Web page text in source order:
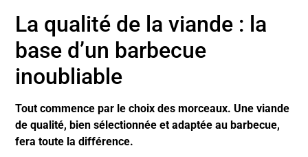
La qualité de la viande : la
base d’un barbecue
inoubliable
Tout commence par le choix des morceaux. Une viande
de qualité, bien sélectionnée et adaptée au barbecue,
fera toute la différence.